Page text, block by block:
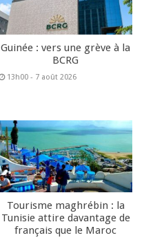
Guinée : vers une grève à la
BCRG
13h00 - 7 août 2026
Tourisme maghrébin : la
Tunisie attire davantage de
français que le Maroc